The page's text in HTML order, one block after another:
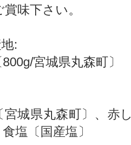
味下さい。
:
宮城県丸森町〕
宮城県丸森町〕、赤
塩〔国産塩〕